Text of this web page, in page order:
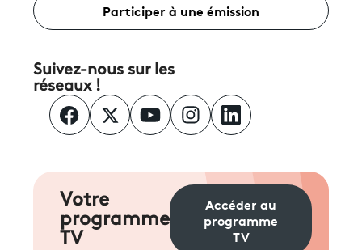
Participer à une émission
Suivez-nous sur les
réseaux !
Votre
programme
TV
Accéder au
programme
TV